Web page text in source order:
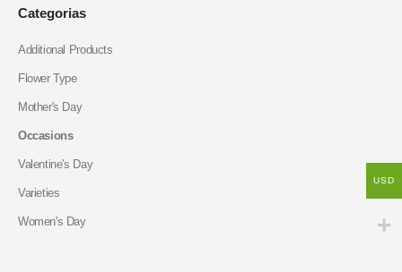
Categorias
Additional Products
Flower Type
Mother's Day
Occasions
Valentine's Day
Varieties
Women's Day
USD